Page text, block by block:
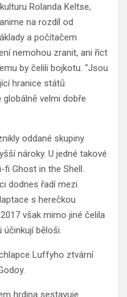
Rolanda Keltse,
na rozdíl od
a počítačem
nemohou zranit, ani říct
by čelili bojkotu. “Jsou
hranice států.
velmi dobře
oddané skupiny
nároky. U jedné takové
Ghost in the Shell.
dodnes řadí mezi
s herečkou
však mimo jiné čelila
běloši.
Luffyho ztvární
hrdina sestavuje